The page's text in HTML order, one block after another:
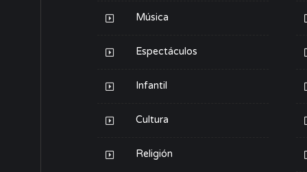
Música
Espectáculos
Infantil
Cultura
Religión